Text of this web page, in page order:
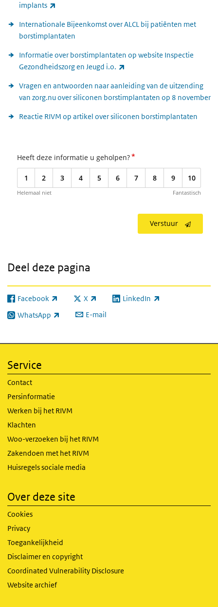
implants
Internationale Bijeenkomst over ALCL bij patiënten met
borstimplantaten
Informatie over borstimplantaten op website Inspectie
Gezondheidszorg en Jeugd i.o.
Vragen en antwoorden naar aanleiding van de uitzending
van zorg.nu over siliconen borstimplantaten op 8 november
Reactie RIVM op artikel over siliconen borstimplantaten
Heeft deze informatie u geholpen?*
1 2 3 4 5 6 7 8 9 10
Helemaal niet Fantastisch
Verstuur
Deel deze pagina
Facebook
(externe link) X
(externe link) LinkedIn
(externe link)
WhatsApp
(externe link) E-mail
Service
Contact
Persinformatie
Werken bij het RIVM
Klachten
Woo-verzoeken bij het RIVM
Zakendoen met het RIVM
Huisregels sociale media
Over deze site
Cookies
Privacy
Toegankelijkheid
Disclaimer en copyright
Coordinated Vulnerability Disclosure
Website archief